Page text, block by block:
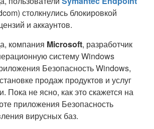
столкнулись блокировкой
и аккаунтов.
компания Microsoft, разработчик
систему Windows
Безопасность Windows,
продаж продуктов и услуг
Пока не ясно, как это скажется на
приложения Безопасность
вирусных баз.